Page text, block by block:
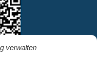
verwalten